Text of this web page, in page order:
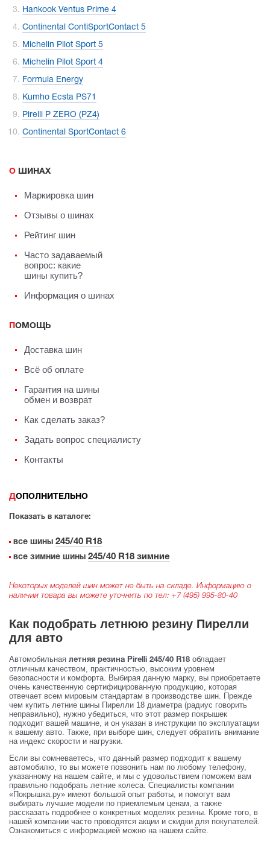
Hankook Ventus Prime 4
Continental ContiSportContact 5
Michelin Pilot Sport 5
Michelin Pilot Sport 4
Formula Energy
Kumho Ecsta PS71
Pirelli P ZERO (PZ4)
Continental SportContact 6
О ШИНАХ
Маркировка шин
Отзывы о шинах
Рейтинг шин
Часто задаваемый
вопрос: какие
шины купить?
Информация о шинах
ПОМОЩЬ
Доставка шин
Всё об оплате
Гарантия на шины
обмен и возврат
Как сделать заказ?
Задать вопрос специалисту
Контакты
ДОПОЛНИТЕЛЬНО
Показать в каталоге:
все шины 245/40 R18
все зимние шины 245/40 R18 зимние
Некоторых моделей шин может не быть на складе. Информацию о
наличии товара вы можете уточнить по тел: +7 (495) 995-80-40
Как подобрать летнюю резину Пирелли
для авто
Автомобильная летняя резина Pirelli 245/40 R18 обладает
отличным качеством, практичностью, высоким уровнем
безопасности и комфорта. Выбирая данную марку, вы приобретаете
очень качественную сертифицированную продукцию, которая
отвечает всем мировым стандартам в производстве шин. Прежде
чем купить летние шины Пирелли 18 диаметра (радиус говорить
неправильно), нужно убедиться, что этот размер покрышек
подходит вашей машине, и он указан в инструкции по эксплуатации
к вашему авто. Также, при выборе шин, следует обратить внимание
на индекс скорости и нагрузки.
Если вы сомневаетесь, что данный размер подходит к вашему
автомобилю, то вы можете позвонить нам по любому телефону,
указанному на нашем сайте, и мы с удовольствием поможем вам
правильно подобрать летние колеса. Специалисты компании
«Покрышка.ру» имеют большой опыт работы, и помогут вам
выбирать лучшие модели по приемлемым ценам, а также
рассказать подробнее о конкретных моделях резины. Кроме того, в
нашей компании часто проводятся акции и скидки для покупателей.
Ознакомиться с информацией можно на нашем сайте.